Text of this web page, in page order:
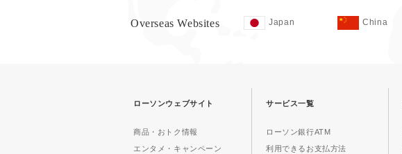
Overseas Websites Japan China
ローソンウェブサイト
商品・おトク情報
エンタメ・キャンペーン
サービス一覧
ローソン銀行ATM
利用できるお支払方法